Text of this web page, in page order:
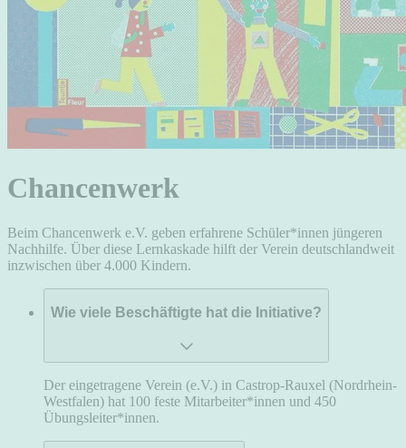
Chancenwerk
Beim Chancenwerk e.V. geben erfahrene Schüler*innen jüngeren
Nachhilfe. Über diese Lernkaskade hilft der Verein deutschlandweit
inzwischen über 4.000 Kindern.
Wie viele Beschäftigte hat die Initiative?
Der eingetragene Verein (e.V.) in Castrop-Rauxel (Nordrhein-
Westfalen) hat 100 feste Mitarbeiter*innen und 450
Übungsleiter*innen.